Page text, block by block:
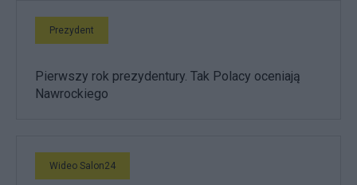
Prezydent
Pierwszy rok prezydentury. Tak Polacy oceniają
Nawrockiego
Wideo Salon24